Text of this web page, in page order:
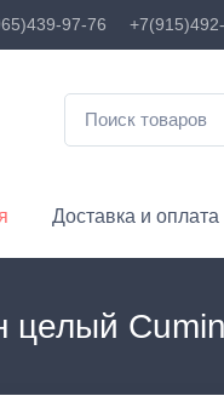
97-76
Доставка и оплата
целый